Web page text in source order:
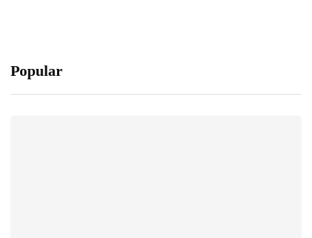
Popular